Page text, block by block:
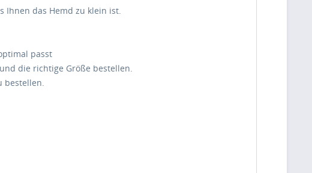
Ihnen das Hemd zu klein ist.
passt
die richtige Größe bestellen.
bestellen.